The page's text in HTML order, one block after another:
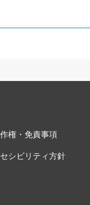
権・免責事項
シビリティ方針